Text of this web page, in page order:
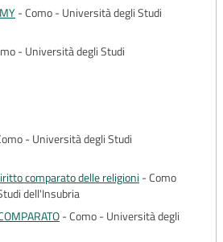
-Como - Università degli Studi
- Università degli Studi
- Università degli Studi
comparato delle religioni -Como
dell'Insubria
-Como - Università degli